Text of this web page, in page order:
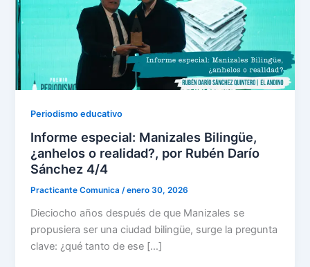
Periodismo educativo
Informe especial: Manizales Bilingüe,
¿anhelos o realidad?, por Rubén Darío
Sánchez 4/4
Practicante Comunica/enero 30, 2026
Dieciocho años después de que Manizales se
propusiera ser una ciudad bilingüe, surge la pregunta
clave: ¿qué tanto de ese […]